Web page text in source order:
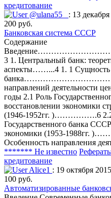
кредитование
@ulana55_ : 13
200 руб.
Банковская система СССР
Содержание
3 1. Центральный банк:
аспекты……...4 1. 1 Сущность
направлений деятельности
годы 2.1 Роль
восстановлении экономики
(1946-1952гг. )…………….6 2.2
Государственного банка
экономики (1953-
Особенность направления
******* Не известно
кредитование
Alice1 : 19 октября 2015
100 руб.
Автоматизированные